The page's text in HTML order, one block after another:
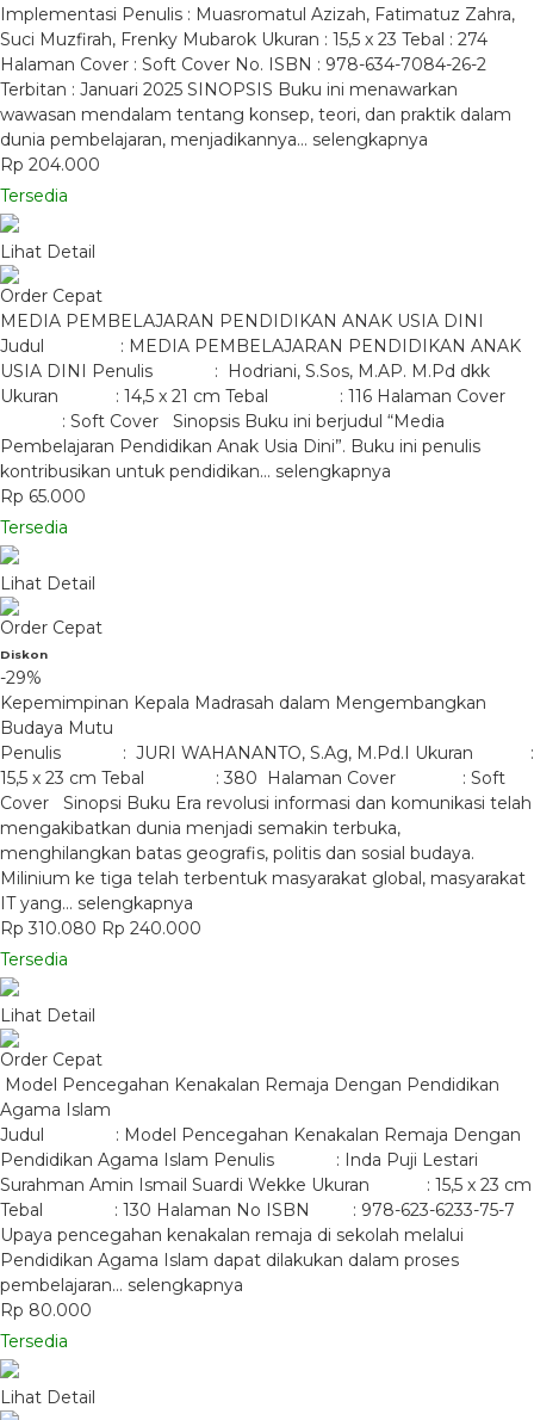
Implementasi Penulis : Muasromatul Azizah, Fatimatuz Zahra,
Suci Muzfirah, Frenky Mubarok Ukuran : 15,5 x 23 Tebal : 274
Halaman Cover : Soft Cover No. ISBN : 978-634-7084-26-2
Terbitan : Januari 2025 SINOPSIS Buku ini menawarkan
wawasan mendalam tentang konsep, teori, dan praktik dalam
dunia pembelajaran, menjadikannya… selengkapnya
Rp 204.000
Tersedia
Lihat Detail
Order Cepat
MEDIA PEMBELAJARAN PENDIDIKAN ANAK USIA DINI
Judul : MEDIA PEMBELAJARAN PENDIDIKAN ANAK
USIA DINI Penulis : Hodriani, S.Sos, M.AP. M.Pd dkk
Ukuran : 14,5 x 21 cm Tebal : 116 Halaman Cover
: Soft Cover Sinopsis Buku ini berjudul “Media
Pembelajaran Pendidikan Anak Usia Dini”. Buku ini penulis
kontribusikan untuk pendidikan… selengkapnya
Rp 65.000
Tersedia
Lihat Detail
Order Cepat
Diskon
-29%
Kepemimpinan Kepala Madrasah dalam Mengembangkan
Budaya Mutu
Penulis : JURI WAHANANTO, S.Ag, M.Pd.I Ukuran :
15,5 x 23 cm Tebal : 380 Halaman Cover : Soft
Cover Sinopsi Buku Era revolusi informasi dan komunikasi telah
mengakibatkan dunia menjadi semakin terbuka,
menghilangkan batas geografis, politis dan sosial budaya.
Milinium ke tiga telah terbentuk masyarakat global, masyarakat
IT yang… selengkapnya
Rp 310.080 Rp 240.000
Tersedia
Lihat Detail
Order Cepat
Model Pencegahan Kenakalan Remaja Dengan Pendidikan
Agama Islam
Judul : Model Pencegahan Kenakalan Remaja Dengan
Pendidikan Agama Islam Penulis : Inda Puji Lestari
Surahman Amin Ismail Suardi Wekke Ukuran : 15,5 x 23 cm
Tebal : 130 Halaman No ISBN : 978-623-6233-75-7
Upaya pencegahan kenakalan remaja di sekolah melalui
Pendidikan Agama Islam dapat dilakukan dalam proses
pembelajaran… selengkapnya
Rp 80.000
Tersedia
Lihat Detail